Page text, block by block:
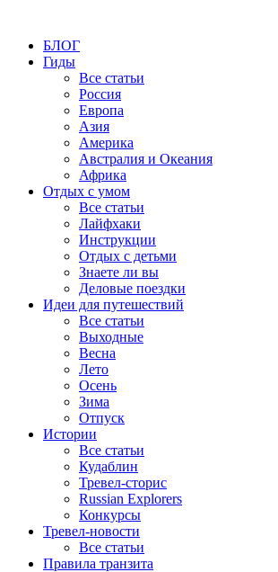
БЛОГ
Гиды
Все статьи
Россия
Европа
Азия
Америка
Австралия и Океания
Африка
Отдых с умом
Все статьи
Лайфхаки
Инструкции
Отдых с детьми
Знаете ли вы
Деловые поездки
Идеи для путешествий
Все статьи
Выходные
Весна
Лето
Осень
Зима
Отпуск
Истории
Все статьи
Кудаблин
Тревел-сторис
Russian Explorers
Конкурсы
Тревел-новости
Все статьи
Правила транзита